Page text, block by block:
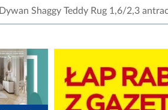
Dywan Shaggy Teddy Rug 1,6/2,3